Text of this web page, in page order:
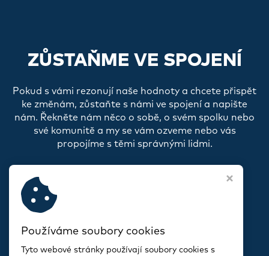
ZŮSTAŇME VE SPOJENÍ
Pokud s vámi rezonují naše hodnoty a chcete přispět
ke změnám, zůstaňte s námi ve spojení a napište
nám. Řekněte nám něco o sobě, o svém spolku nebo
své komunitě a my se vám ozveme nebo vás
propojíme s těmi správnými lidmi.
Používáme soubory cookies
Tyto webové stránky používají soubory cookies s